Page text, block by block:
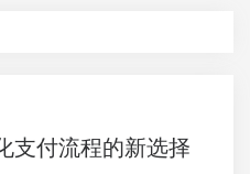
支付流程的新选择